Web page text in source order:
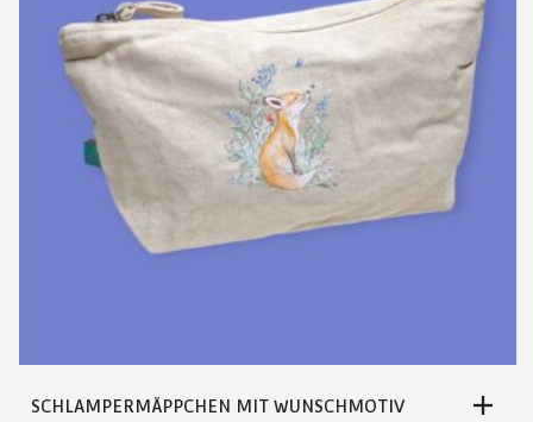
DER
PRODUKTSEITE
GEWÄHLT
WERDEN
SCHLAMPERMÄPPCHEN MIT WUNSCHMOTIV